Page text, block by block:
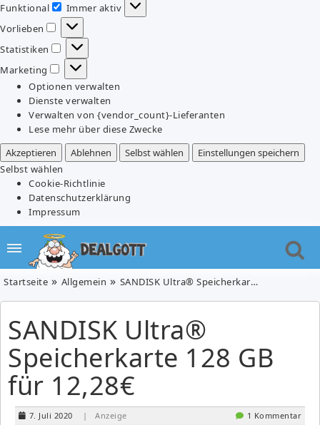
Funktional
Funktional
Immer aktiv
Vorlieben
Vorlieben
Statistiken
Statistiken
Marketing
Marketing
Optionen verwalten
Dienste verwalten
Verwalten von {vendor_count}-Lieferanten
Lese mehr über diese Zwecke
Akzeptieren
Ablehnen Selbst wählen
Einstellungen speichern
Selbst wählen
Cookie-Richtlinie
Datenschutzerklärung
Impressum
Startseite Allgemein SANDISK Ultra® Speicherkarte 128 GB für 12,28€
SANDISK Ultra®
Speicherkarte 128 GB
für 12,28€
7. Juli 2020 | Anzeige 1 Kommentar